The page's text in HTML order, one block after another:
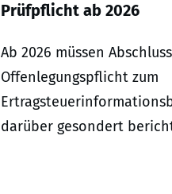
Prüfpflicht ab 2026
Ab 2026 müssen
Offenlegungspflicht zum
darüber gesondert